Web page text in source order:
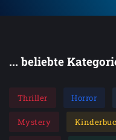
... beliebte
Thriller Horror
Mystery